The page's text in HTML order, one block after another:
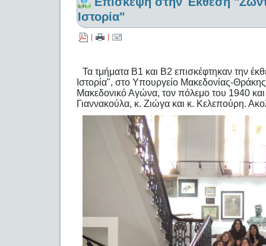
Ιστορία"
| |
Τα τμήματα Β1 και Β2 επισκέφτηκαν την
Ιστορία", στο Υπουργείο Μακεδονίας-
Μακεδονικό Αγώνα, τον πόλεμο του 1940
Γιαννακούλα, κ. Ζιώγα και κ. Κελεπούρη.